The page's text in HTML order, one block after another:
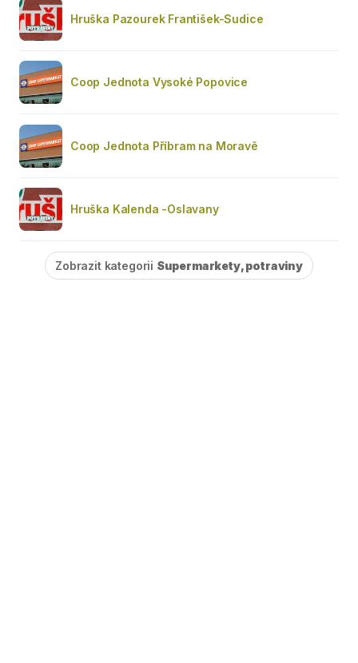
Hruška Pazourek František-Sudice
Coop Jednota Vysoké Popovice
Coop Jednota Příbram na Moravě
Hruška Kalenda -Oslavany
Zobrazit kategorii Supermarkety, potraviny